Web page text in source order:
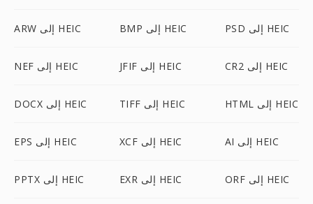
ARW إلى HEIC BMP إلى HEIC PSD إلى HEIC
NEF إلى HEIC JFIF إلى HEIC CR2 إلى HEIC
DOCX إلى HEIC TIFF إلى HEIC HTML إلى HEIC
EPS إلى HEIC XCF إلى HEIC AI إلى HEIC
PPTX إلى HEIC EXR إلى HEIC ORF إلى HEIC